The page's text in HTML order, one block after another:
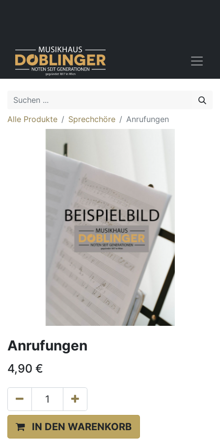
Alle Produkte Sprechchöre Anrufungen
Anrufungen
4,90 €
IN DEN WARENKORB